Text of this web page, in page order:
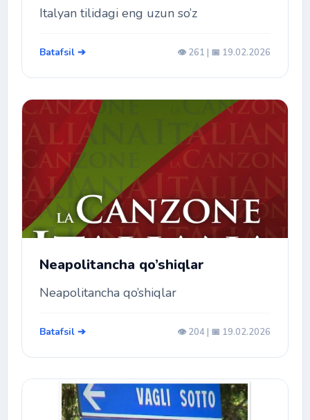
Italyan tilidagi eng uzun so’z
Batafsil ➔ 👁️ 261 | 📅 19.02.2026
Neapolitancha qo’shiqlar
Neapolitancha qo’shiqlar
Batafsil ➔ 👁️ 204 | 📅 19.02.2026